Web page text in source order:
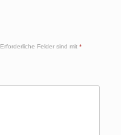
Erforderliche Felder sind mit *